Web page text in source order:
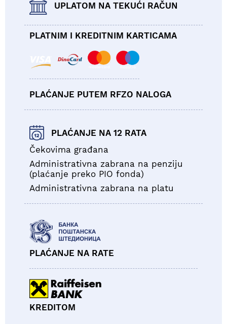
UPLATOM NA TEKUĆI RAČUN
PLATNIM I KREDITNIM KARTICAMA
PLAĆANJE PUTEM RFZO NALOGA
PLAĆANJE NA 12 RATA
Čekovima građana
Administrativna zabrana na penziju
(plaćanje preko PIO fonda)
Administrativna zabrana na platu
PLAĆANJE NA RATE
KREDITOM